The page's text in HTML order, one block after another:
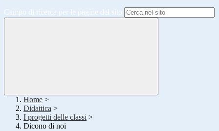
Campo di ricerca per le pagine del sito
Home >
Didattica >
I progetti delle classi >
Dicono di noi